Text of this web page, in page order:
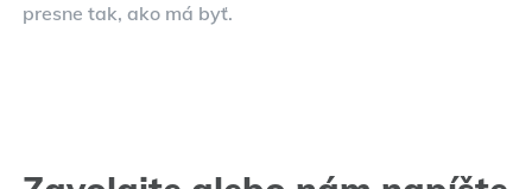
presne tak, ako má byť.